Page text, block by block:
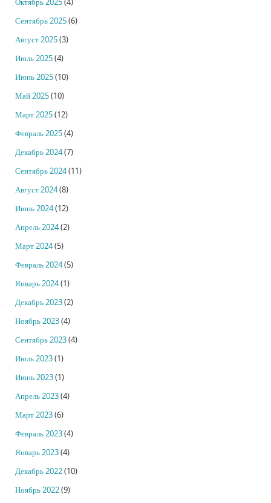
Октябрь 2025(4)
Сентябрь 2025(6)
Август 2025(3)
Июль 2025(4)
Июнь 2025(10)
Май 2025(10)
Март 2025(12)
Февраль 2025(4)
Декабрь 2024(7)
Сентябрь 2024(11)
Август 2024(8)
Июнь 2024(12)
Апрель 2024(2)
Март 2024(5)
Февраль 2024(5)
Январь 2024(1)
Декабрь 2023(2)
Ноябрь 2023(4)
Сентябрь 2023(4)
Июль 2023(1)
Июнь 2023(1)
Апрель 2023(4)
Март 2023(6)
Февраль 2023(4)
Январь 2023(4)
Декабрь 2022(10)
Ноябрь 2022(9)